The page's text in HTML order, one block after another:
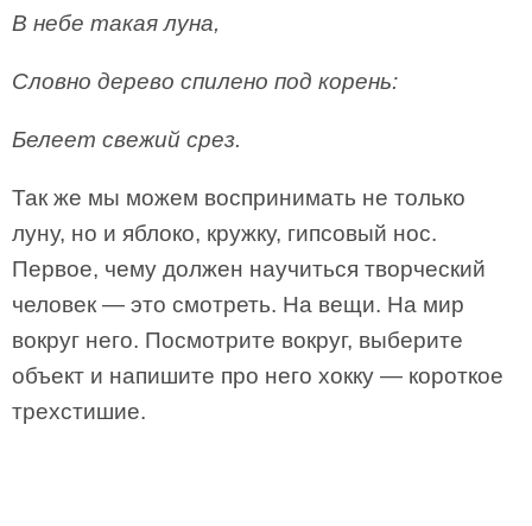
В небе такая луна,
Словно дерево спилено под корень:
Белеет свежий срез.
Так же мы можем воспринимать не только
луну, но и яблоко, кружку, гипсовый нос.
Первое, чему должен научиться творческий
человек — это смотреть. На вещи. На мир
вокруг него. Посмотрите вокруг, выберите
объект и напишите про него хокку — короткое
трехстишие.